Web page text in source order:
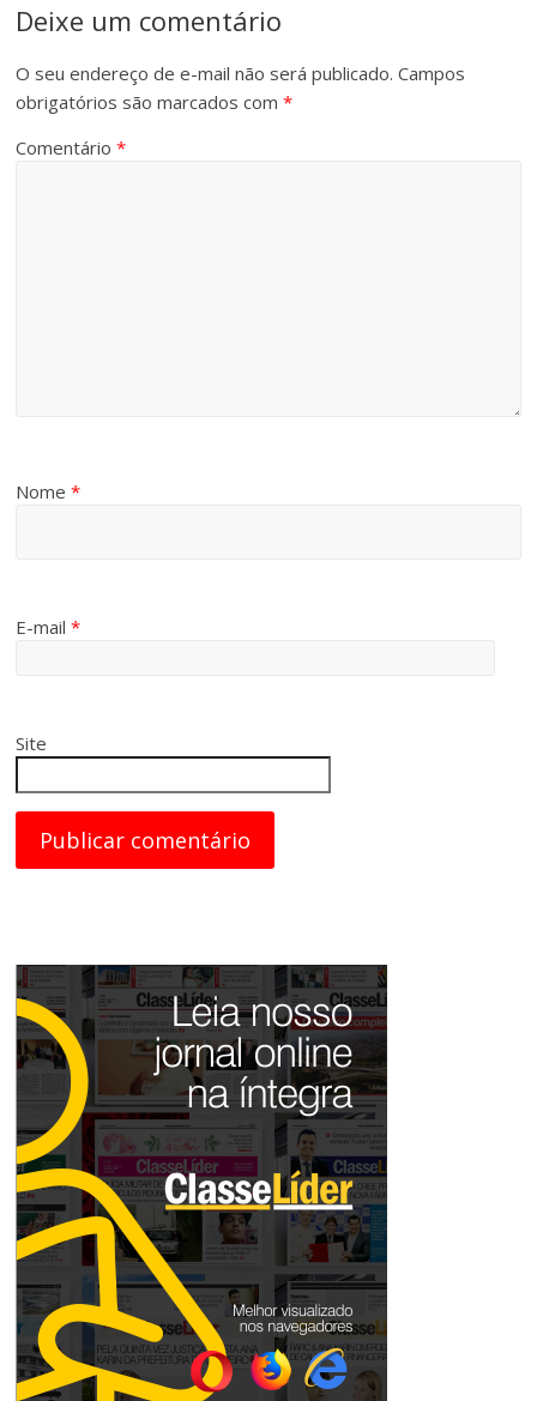
Deixe um comentário
O seu endereço de e-mail não será publicado. Campos
obrigatórios são marcados com*
Comentário*
Nome*
E-mail*
Site